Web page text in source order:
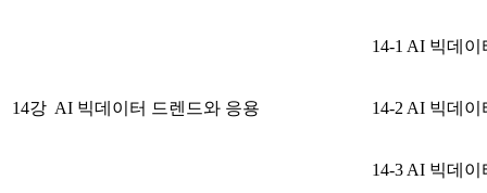
14강 AI 빅데이터 드렌드와 응용
14-1 AI 빅데
14-2 AI 빅데
14-3 AI 빅데